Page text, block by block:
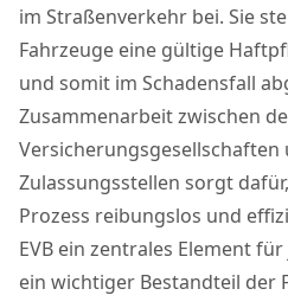
im Straßenverkehr bei. Sie
Fahrzeuge eine gültige
und somit im Schadensfall
Zusammenarbeit zwischen
Versicherungsgesellschaften
Zulassungsstellen sorgt
Prozess reibungslos und
EVB ein zentrales Element
ein wichtiger Bestandteil der